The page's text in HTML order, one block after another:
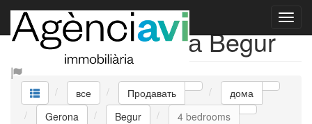
Продавать дома Begur
все Продавать
дома
Gerona
Begur 4 bedrooms
дом
4 спальни
ссылка V0421 | Продавать